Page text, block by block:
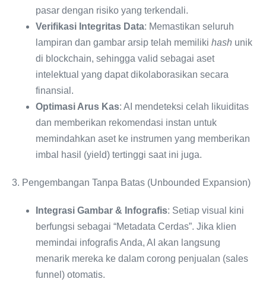
pasar dengan risiko yang terkendali.
Verifikasi Integritas Data: Memastikan seluruh
lampiran dan gambar arsip telah memiliki hash unik
di blockchain, sehingga valid sebagai aset
intelektual yang dapat dikolaborasikan secara
finansial.
Optimasi Arus Kas: AI mendeteksi celah likuiditas
dan memberikan rekomendasi instan untuk
memindahkan aset ke instrumen yang memberikan
imbal hasil (yield) tertinggi saat ini juga.
3. Pengembangan Tanpa Batas (Unbounded Expansion)
Integrasi Gambar & Infografis: Setiap visual kini
berfungsi sebagai “Metadata Cerdas”. Jika klien
memindai infografis Anda, AI akan langsung
menarik mereka ke dalam corong penjualan (sales
funnel) otomatis.